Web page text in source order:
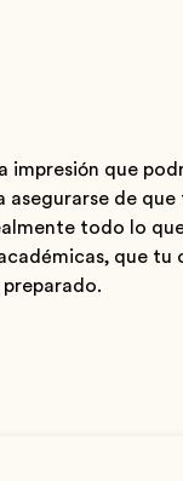
impresión que
de
todo lo
que